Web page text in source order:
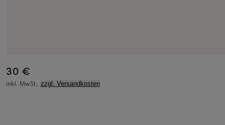
30 €
inkl. MwSt., zzgl. Versandkosten